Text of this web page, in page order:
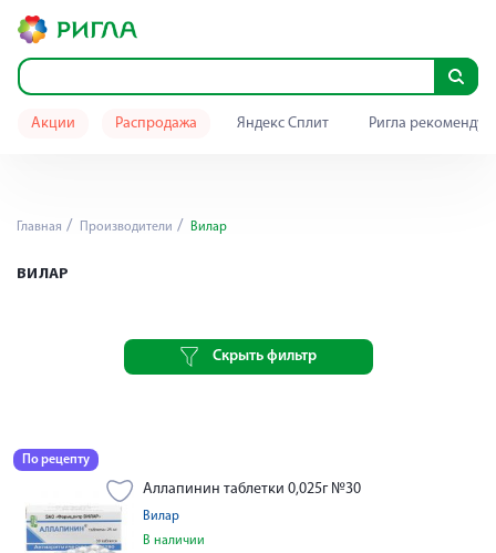
Акции Распродажа Яндекс Сплит Ригла
Главная Производители Вилар
ВИЛАР
Скрыть фильтр
По рецепту
Аллапинин таблетки 0,025г №30
Вилар
В наличии